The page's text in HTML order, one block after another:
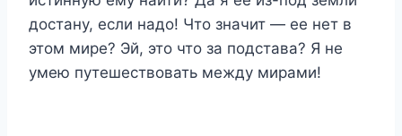
достану, если надо! Что значит — ее нет в
этом мире? Эй, это что за подстава? Я не
умею путешествовать между мирами!